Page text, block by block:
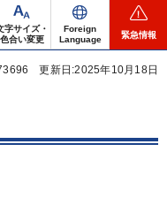
字サイズ・
色合い変更
Foreign
Language
緊急情報
更新日:2025年10月18日